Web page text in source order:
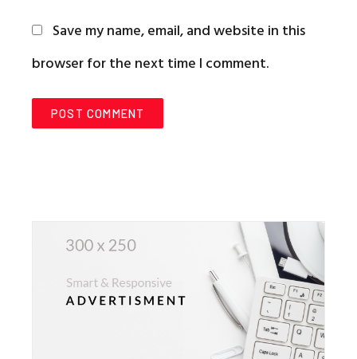
Save my name, email, and website in this
browser for the next time I comment.